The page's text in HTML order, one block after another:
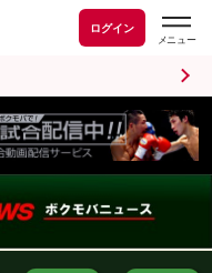
ログイン